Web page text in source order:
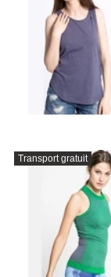
Transport gratuit